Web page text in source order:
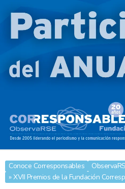
Conoce Corresponsables
» XVII Premios de la Fundación